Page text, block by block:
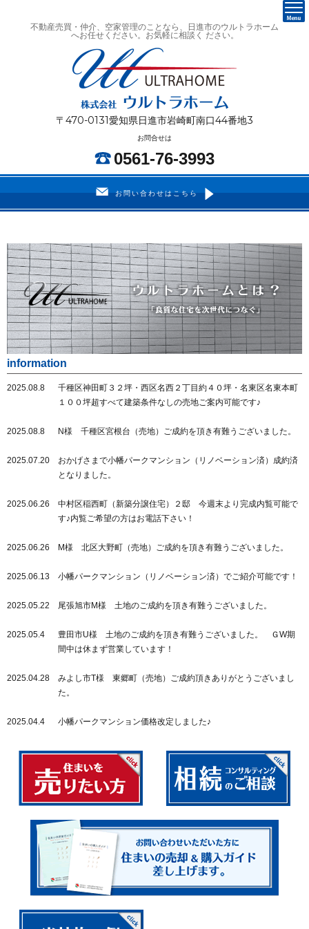
不動産売買・仲介、空家管理のことなら、日進市のウルトラホーム
へお任せください。お気軽に相談く ださい。
〒470-0131愛知県日進市岩崎町南口44番地3
お問合せは
0561-76-3993
お問い合わせはこちら
information
2025.08.8
千種区神田町３２坪・西区名西２丁目約４０坪・名東区名東本町
１００坪超すべて建築条件なしの売地ご案内可能です♪
2025.08.8 N様 千種区宮根台（売地）ご成約を頂き有難うございました。
2025.07.20
おかげさまで小幡パークマンション（リノベーション済）成約済
となりました。
2025.06.26
中村区稲西町（新築分譲住宅）２邸 今週末より完成内覧可能で
す♪内覧ご希望の方はお電話下さい！
2025.06.26 M様 北区大野町（売地）ご成約を頂き有難うございました。
2025.06.13 小幡パークマンション（リノベーション済）でご紹介可能です！
2025.05.22 尾張旭市M様 土地のご成約を頂き有難うございました。
2025.05.4
豊田市U様 土地のご成約を頂き有難うございました。 ＧW期
間中は休まず営業しています！
2025.04.28
みよし市T様 東郷町（売地）ご成約頂きありがとうございまし
た。
2025.04.4 小幡パークマンション価格改定しました♪